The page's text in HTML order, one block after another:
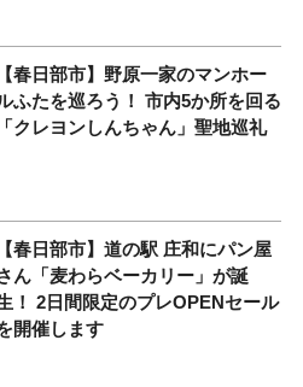
【春日部市】野原一家のマンホー
ふたを巡ろう！ 市内5か所を回る
「クレヨンしんちゃん」聖地巡礼
【春日部市】道の駅 庄和にパン屋
ん「麦わらベーカリー」が誕
！ 2日間限定のプレOPENセール
開催します